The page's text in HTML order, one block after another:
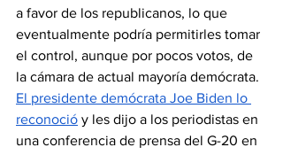
a favor de los republicanos, lo que
eventualmente podría permitirles tomar
el control, aunque por pocos votos, de
la cámara de actual mayoría demócrata.
El presidente demócrata Joe Biden lo
reconoció y les dijo a los periodistas en
una conferencia de prensa del G-20 en